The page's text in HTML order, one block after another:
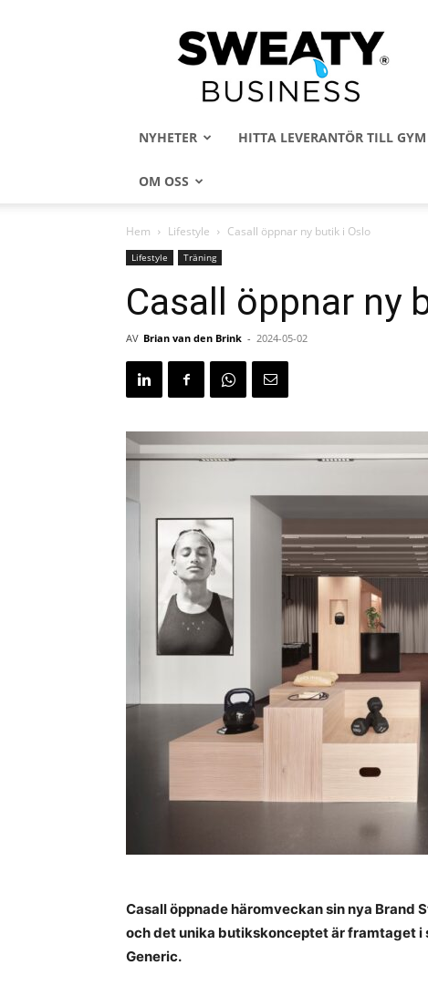
Sweaty
Business
NYHETER HITTA LEVERANTÖR TILL
OM OSS
Hem Lifestyle Casall öppnar ny butik i Oslo
Lifestyle Träning
Casall öppnar ny
AV Brian van den Brink - 2024-05-02
Casall öppnade häromveckan sin nya Brand
och det unika butikskonceptet är framtaget
Generic.